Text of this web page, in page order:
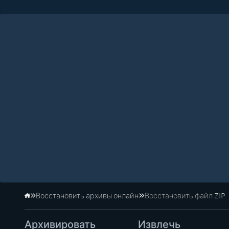
Главная
Восстановить архивы онлайн Восстановить файл ZIP
Архивировать Извлечь